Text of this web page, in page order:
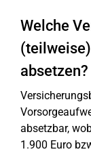
Welche
absetzen?
absetzbar,
1.900 Euro